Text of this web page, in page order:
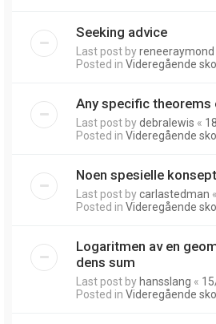
Seeking advice
Last post byreneeraymond
Posted in Videregående
Any specific theorems
Last post bydebralewis «
Posted in Videregående
Noen spesielle
Last post bycarlastedman «
Posted in Videregående
Logaritmen av en
dens sum
Last post by hansslang «
Posted in Videregående